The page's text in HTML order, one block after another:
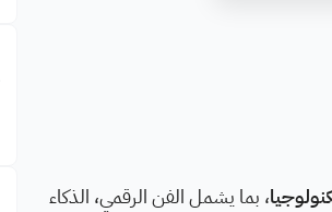
، بما يشمل الفن الرقمي، الذكاء